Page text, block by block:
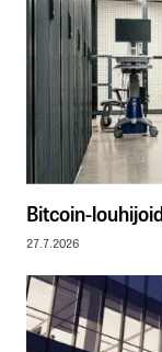
Bitcoin-
27.7.2026